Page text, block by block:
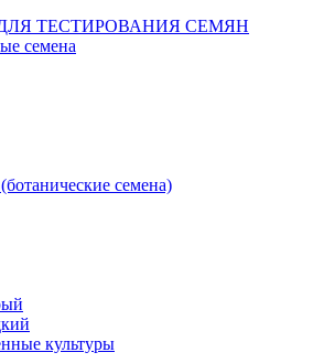
ТЕСТИРОВАНИЯ СЕМЯН
семена
семена)
культуры